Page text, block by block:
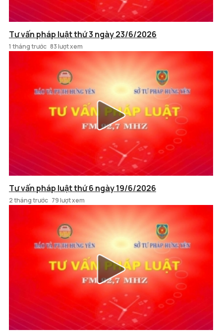
Tư vấn pháp luật thứ 3 ngày 23/6/2026
1 tháng trước 83 lượt xem
Tư vấn pháp luật thứ 6 ngày 19/6/2026
2 tháng trước 79 lượt xem